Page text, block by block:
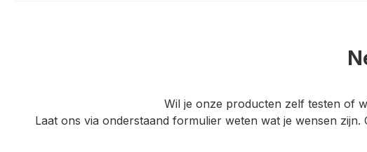
Wil je onze producten zelf testen of
Laat ons via onderstaand formulier weten wat je wensen